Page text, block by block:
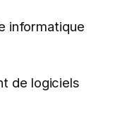
informatique
de logiciels